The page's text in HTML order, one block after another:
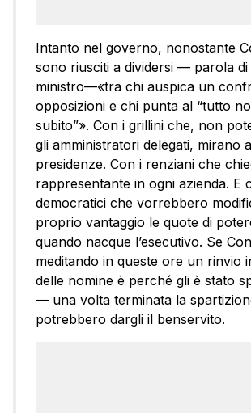
Intanto nel governo, nonostante
sono riusciti a dividersi — parola
ministro—«tra chi auspica un
opposizioni e chi punta al “tutto
subito”». Con i grillini che, non
gli amministratori delegati, mirano
presidenze. Con i renziani che
rappresentante in ogni azienda. E
democratici che vorrebbero
proprio vantaggio le quote di
quando nacque l’esecutivo. Se
meditando in queste ore un rinvio
delle nomine è perché gli è stato
— una volta terminata la
potrebbero dargli il benservito.